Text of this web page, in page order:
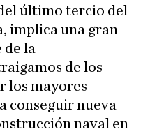
último tercio del
implica una gran
de la
de los
los mayores
conseguir nueva
naval en